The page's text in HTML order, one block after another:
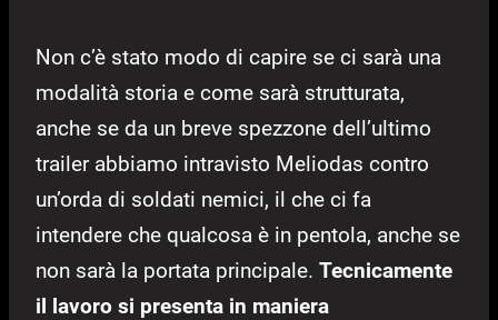
Non c’è stato modo di capire se ci sarà una
modalità storia e come sarà strutturata,
anche se da un breve spezzone dell’ultimo
trailer abbiamo intravisto Meliodas contro
un’orda di soldati nemici, il che ci fa
intendere che qualcosa è in pentola, anche se
non sarà la portata principale. Tecnicamente
il lavoro si presenta in maniera